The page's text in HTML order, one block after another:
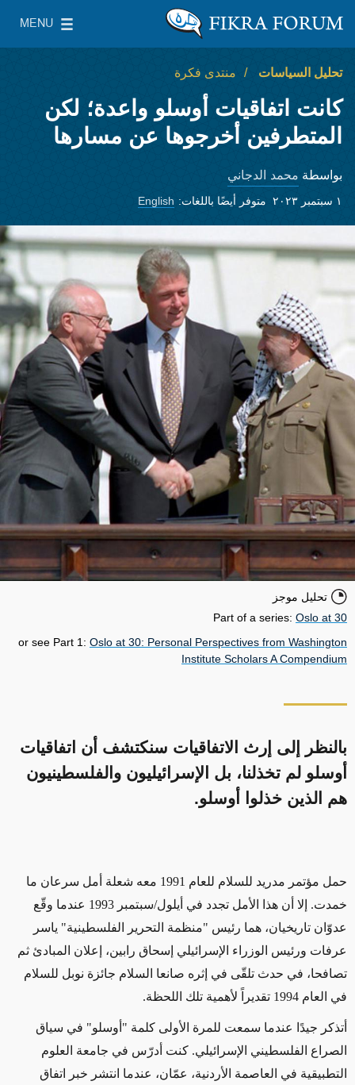
معهد واشنطن لسياسات الشرق الأدنى
MENU
Main Menu
تحليل السياسات منتدى فكرة
كانت اتفاقيات أوسلو واعدة؛ لكن
المتطرفين أخرجوها عن مسارها
بواسطة محمد الدجاني
١ سبتمبر ٢٠٢٣ متوفر أيضًا باللغات: English
تحليل موجز
Part of a series: Oslo at 30
or see Part 1: Oslo at 30: Personal Perspectives from Washington
Institute Scholars A Compendium
بالنظر إلى إرث الاتفاقيات سنكتشف أن اتفاقيات
أوسلو لم تخذلنا، بل الإسرائيليون والفلسطينيون
هم الذين خذلوا أوسلو.
حمل مؤتمر مدريد للسلام للعام 1991 معه شعلة أمل سرعان ما
خمدت. إلا أن هذا الأمل تجدد في أيلول/سبتمبر 1993 عندما وقّع
عدوّان تاريخيان، هما رئيس "منظمة التحرير الفلسطينية" ياسر
عرفات ورئيس الوزراء الإسرائيلي إسحاق رابين، إعلان المبادئ ثم
تصافحا، في حدث تلقّى في إثره صانعا السلام جائزة نوبل للسلام
في العام 1994 تقديراً لأهمية تلك اللحظة.
أتذكر جيدًا عندما سمعت للمرة الأولى كلمة "أوسلو" في سياق
الصراع الفلسطيني الإسرائيلي. كنت أدرّس في جامعة العلوم
التطبيقية في العاصمة الأردنية، عمّان، عندما انتشر خبر اتفاق